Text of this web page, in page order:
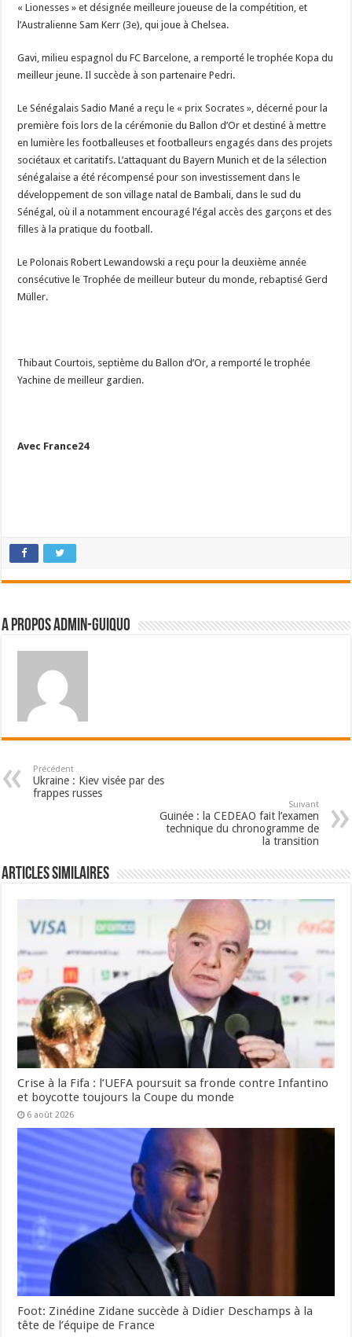
« Lionesses » et désignée meilleure joueuse de la compétition, et
l’Australienne Sam Kerr (3e), qui joue à Chelsea.
Gavi, milieu espagnol du FC Barcelone, a remporté le trophée Kopa du
meilleur jeune. Il succède à son partenaire Pedri.
Le Sénégalais Sadio Mané a reçu le « prix Socrates », décerné pour la
première fois lors de la cérémonie du Ballon d’Or et destiné à mettre
en lumière les footballeuses et footballeurs engagés dans des projets
sociétaux et caritatifs. L’attaquant du Bayern Munich et de la sélection
sénégalaise a été récompensé pour son investissement dans le
développement de son village natal de Bambali, dans le sud du
Sénégal, où il a notamment encouragé l’égal accès des garçons et des
filles à la pratique du football.
Le Polonais Robert Lewandowski a reçu pour la deuxième année
consécutive le Trophée de meilleur buteur du monde, rebaptisé Gerd
Müller.
Thibaut Courtois, septième du Ballon d’Or, a remporté le trophée
Yachine de meilleur gardien.
Avec France24
A propos admin-guiquo
Précédent
Ukraine : Kiev visée par des
frappes russes
Suivant
Guinée : la CEDEAO fait l’examen
technique du chronogramme de
la transition
Articles Similaires
Crise à la Fifa : l’UEFA poursuit sa fronde contre Infantino
et boycotte toujours la Coupe du monde
6 août 2026
Foot: Zinédine Zidane succède à Didier Deschamps à la
tête de l’équipe de France